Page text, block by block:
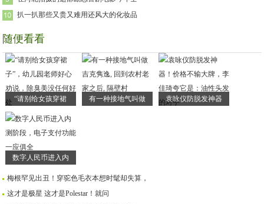
扒一扒那些又贵又难用还风大的化妆品
随便看看
“请别给女孩穿裙 有一种接地气叫做 袁咏仪防脱发神器
数字人民币进入内
梅根罕见出丑！穿驼色毛衣本想时髦却失算，
这才是极星 这才是Polestar！就问